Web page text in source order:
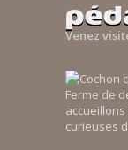
Venez
Ferme de
curieuses